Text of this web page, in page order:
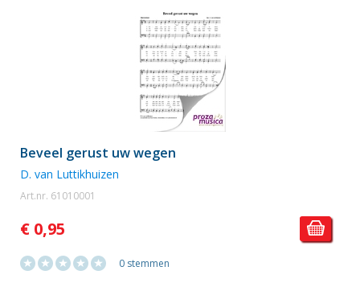
Beveel gerust uw wegen
D. van Luttikhuizen
Art.nr. 61010001
€ 0,95
0 stemmen